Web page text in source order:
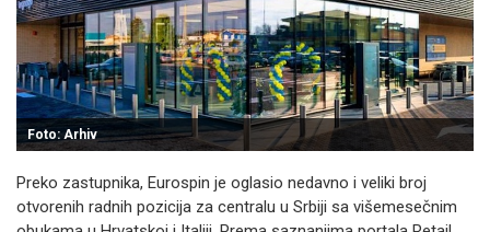
Foto: Arhiv
Preko zastupnika, Eurospin je oglasio nedavno i veliki broj
otvorenih radnih pozicija za centralu u Srbiji sa višemesečnim